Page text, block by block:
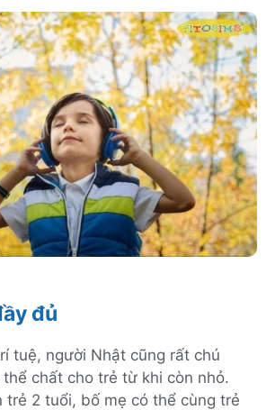
đủ
tuệ, người Nhật cũng rất chú
chất cho trẻ từ khi còn nhỏ.
trẻ 2 tuổi, bố mẹ có thể cùng trẻ